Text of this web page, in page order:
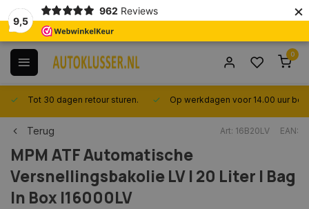
9,5
962 Reviews ×
0
Tot 30 dagen retour sturen. Op werkdagen voor 14.00 uur
Terug Art: 16B20LV EAN:
MPM ATF Automatische
Versnellingsbakolie LV | 20 Liter | Bag
In Box |16000LV